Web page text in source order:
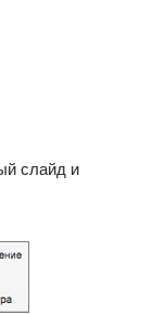
слайд и